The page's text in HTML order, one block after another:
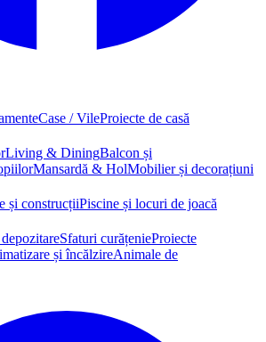
Case / VileProiecte de casă
Living & DiningBalcon și
Mansardă & HolMobilier și decorațiuni
și construcțiiPiscine și locuri de joacă
Sfaturi curățenieProiecte
și încălzireAnimale de